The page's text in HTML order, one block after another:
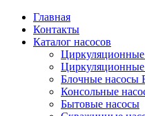
Главная
Контакты
Каталог насосов
Блочные насосы
Консольные
Бытовые насосы